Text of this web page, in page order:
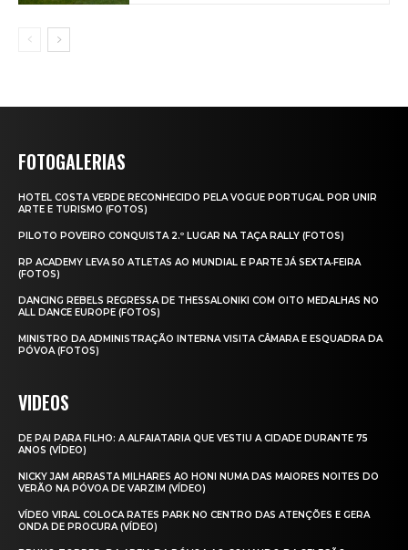
FOTOGALERIAS
HOTEL COSTA VERDE RECONHECIDO PELA VOGUE PORTUGAL POR UNIR
ARTE E TURISMO (FOTOS)
PILOTO POVEIRO CONQUISTA 2.º LUGAR NA TAÇA RALLY (FOTOS)
RP ACADEMY LEVA 50 ATLETAS AO MUNDIAL E PARTE JÁ SEXTA‑FEIRA
(FOTOS)
DANCING REBELS REGRESSA DE THESSALONIKI COM OITO MEDALHAS NO
ALL DANCE EUROPE (FOTOS)
MINISTRO DA ADMINISTRAÇÃO INTERNA VISITA CÂMARA E ESQUADRA DA
PÓVOA (FOTOS)
VIDEOS
DE PAI PARA FILHO: A ALFAIATARIA QUE VESTIU A CIDADE DURANTE 75
ANOS (VÍDEO)
NICKY JAM ARRASTA MILHARES AO HONI NUMA DAS MAIORES NOITES DO
VERÃO NA PÓVOA DE VARZIM (VÍDEO)
VÍDEO VIRAL COLOCA RATES PARK NO CENTRO DAS ATENÇÕES E GERA
ONDA DE PROCURA (VÍDEO)